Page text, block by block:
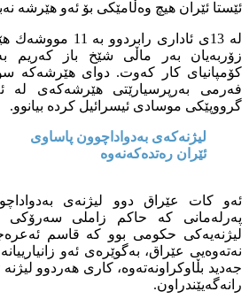
ئێستا ئێران هیچ وه‌ڵامێكى بۆ ئه‌و هێرشه‌
له‌ 13ى ئادارى
زۆربه‌یان به‌ر ماڵى شێخ باز كه‌ریم
كۆمپانیاى كار كه‌وت. دواى هێرشه‌كه‌
فه‌رمى به‌رپرسیارێتى هێرشه‌كه‌ى
گرووپێكى موسادى ئیسرائیل كرده‌ بیانوو.
لیژنه‌كه‌ى به‌دواداچوون پاساوى
ئێران ره‌تده‌كه‌نه‌وه‌
ئه‌و كات عێراق دوو لیژنه‌ى
په‌رله‌مانى كه‌ حاكم زاملى سه‌رۆكى
لیژنه‌یه‌كى حكومى بوو كه‌ قاسم
نه‌ته‌وه‌یى عێراق، به‌گوێره‌ى ئه‌و
جه‌دید بڵاوكراونه‌ته‌وه‌، كارى هه‌ردوو لیژنه‌
رانه‌گه‌یێندراون.